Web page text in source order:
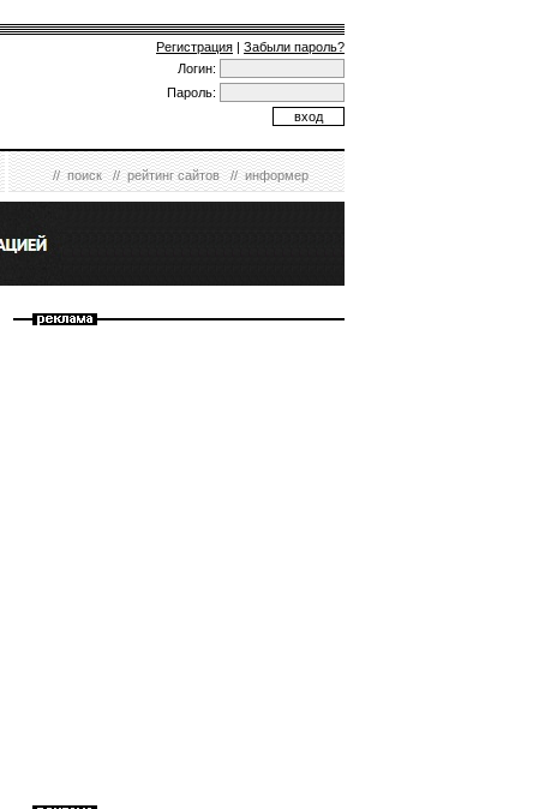
Регистрация | Забыли пароль?
Логин:
Пароль:
//поиск//рейтинг сайтов//информер